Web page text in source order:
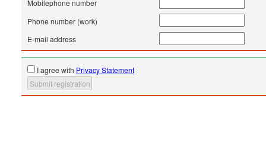
Mobilephone number
Phone number (work)
E-mail address
I agree with Privacy Statement